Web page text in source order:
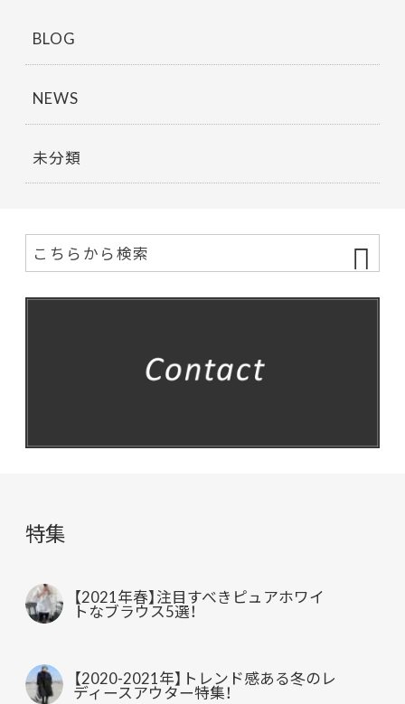
BLOG
NEWS
未分類
特集
【2021年春】注目すべきピュアホワイ
トなブラウス5選！
【2020-2021年】トレンド感ある冬のレ
ディースアウター特集！